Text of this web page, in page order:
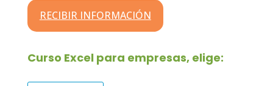
RECIBIR INFORMACIÓN
Curso Excel para empresas, elige: